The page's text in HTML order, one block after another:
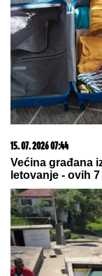
Hibrid broj 1 koji
akcijskoj ceni od
06. 08. 2026 09:39
Marija (3) se
42 godine otac
gde je bila